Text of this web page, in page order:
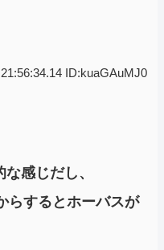
ID:kuaGAuMJ0
感じだし、
らするとホーバスが